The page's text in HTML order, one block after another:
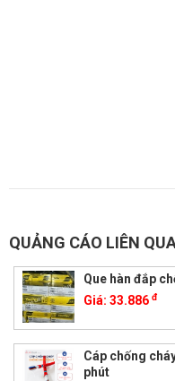
QUẢNG CÁO LIÊN
Que hàn đắp
Giá: 33.886 đ
Cáp chống
phút